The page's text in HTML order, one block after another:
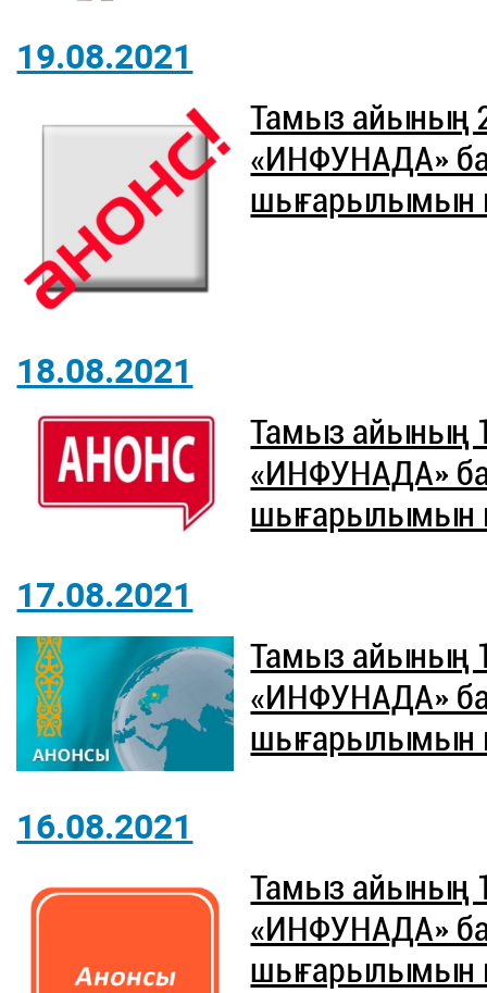
19.08.2021
Тамыз айының
«ИНФУНАДА»
шығарылымын
18.08.2021
Тамыз айының
«ИНФУНАДА»
шығарылымын
17.08.2021
Тамыз айының
«ИНФУНАДА»
шығарылымын
16.08.2021
Тамыз айының
«ИНФУНАДА»
шығарылымын